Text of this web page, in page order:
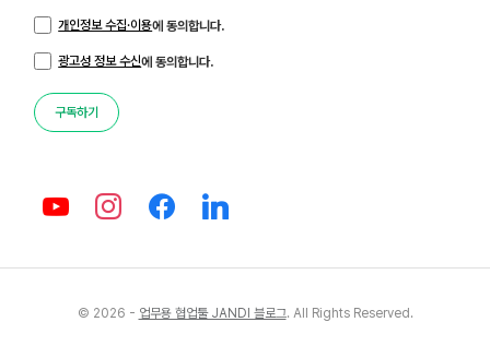
개인정보 수집·이용에 동의합니다.
광고성 정보 수신에 동의합니다.
구독하기
© 2026 - 업무용 협업툴 JANDI 블로그. All Rights Reserved.